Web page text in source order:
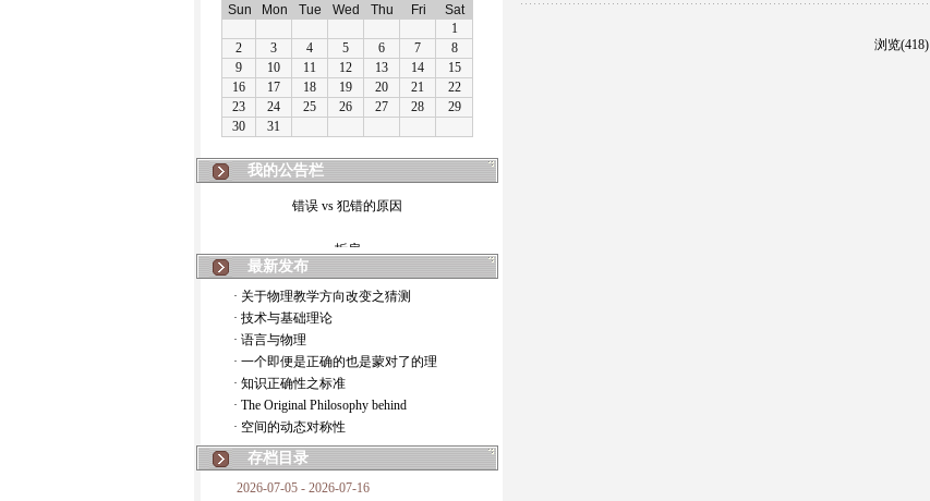
我的公告栏
如何锁定人类科学
20世纪物理学
复杂情势下之最佳优先考虑
成功与别人的帮助
对抗真理的结果
最新发布
· 关于物理教学方向改变之猜测
· 技术与基础理论
· 语言与物理
· 一个即便是正确的也是蒙对了的理
· 知识正确性之标准
· The Original Philosophy behind
· 空间的动态对称性
存档目录
2026-07-05 - 2026-07-16
浏览(418)